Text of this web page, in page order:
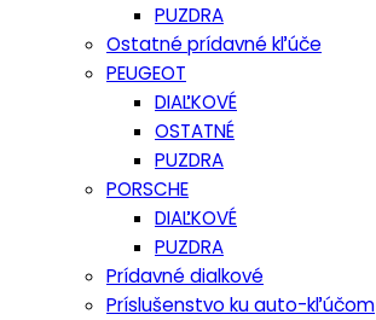
PUZDRA
Ostatné prídavné kľúče
PEUGEOT
DIAĽKOVÉ
OSTATNÉ
PUZDRA
PORSCHE
DIAĽKOVÉ
PUZDRA
Prídavné dialkové
Príslušenstvo ku auto-kľúčom